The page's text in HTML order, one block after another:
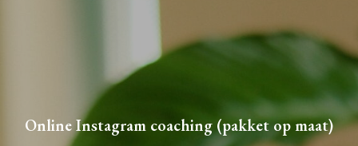
Online Instagram coaching (pakket op maat)